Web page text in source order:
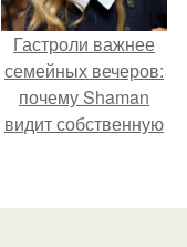
Гастроли важнее
семейных вечеров:
почему Shaman
видит собственную
вживую.